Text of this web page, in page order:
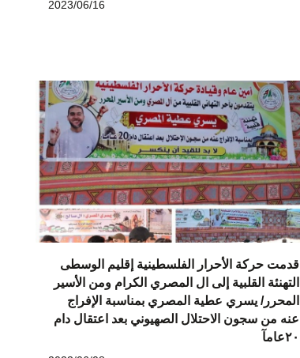
قدمت حركة الأحرار الفلسطينية إقليم الوسطى
التهنئة القلبية إلى ال المصري الكرام ومن الأسير
المحرر/ يسري عطية المصري بمناسبة الإفراج
عنه من سجون الاحتلال الصهيوني بعد اعتقال دام
٢٠عامآ